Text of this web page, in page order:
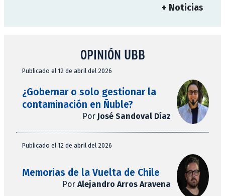
+ Noticias
OPINIÓN UBB
Publicado el 12 de abril del 2026
¿Gobernar o solo gestionar la
contaminación en Ñuble?
Por José Sandoval Díaz
Publicado el 12 de abril del 2026
Memorias de la Vuelta de Chile
Por Alejandro Arros Aravena